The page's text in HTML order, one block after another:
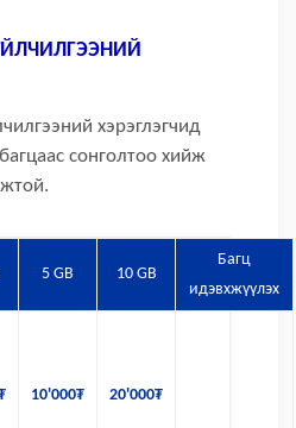
хэрэглэгчид
сонголтоо хийж
5 GB 10 GB
Багц
идэвхжүүлэх
10'000₮
20'000₮